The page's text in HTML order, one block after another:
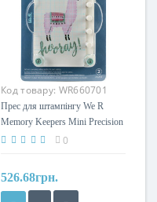
Код товару: WR660701
Прес для штампінгу We R
Memory Keepers Mini Precision
Press
0
526.68грн.